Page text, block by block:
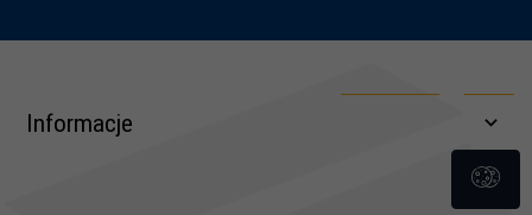
Informacje